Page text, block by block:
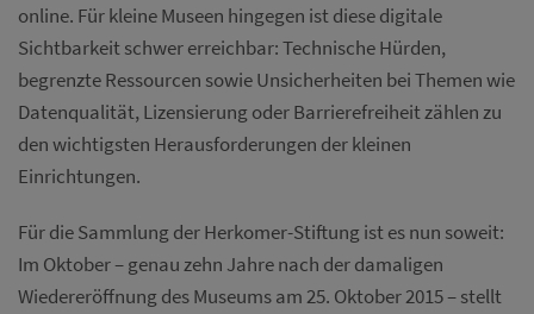
eingebunden. Das können Kartendienste wie z.B. Google Maps sein
oder auch Anwendungen einer externen Website.
online. Für kleine Museen hingegen ist diese digitale
Sichtbarkeit schwer erreichbar: Technische Hürden,
begrenzte Ressourcen sowie Unsicherheiten bei Themen wie
Datenqualität, Lizensierung oder Barrierefreiheit zählen zu
den wichtigsten Herausforderungen der kleinen
Einrichtungen.
Für die Sammlung der Herkomer-Stiftung ist es nun soweit:
Im Oktober – genau zehn Jahre nach der damaligen
Wiedereröffnung des Museums am 25. Oktober 2015 – stellt